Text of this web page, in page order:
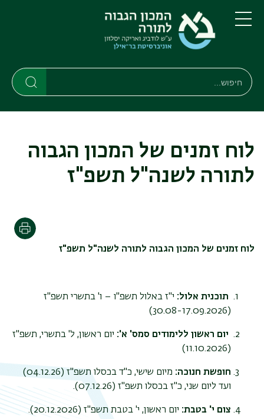
לתוכן
העיקרי
לתפריט
ניווט
ראשי
תפריט
חיפוש
חיפוש
לוח זמנים של המכון הגבוה
לתורה לשנה"ל תשפ"ז
לוח זמנים של המכון הגבוה לתורה לשנה"ל תשפ"ז
תוכנית אלול: י"ז באלול תשפ"ו – ו' בתשרי תשפ"ז
(30.08-17.09.2026)
יום ראשון ללימודים סמס' א': יום ראשון, ל' בתשרי, תשפ"ז
(11.10.2026)
חופשת חנוכה:
מיום שישי, כ"ד בכסלו תשפ"ז (04.12.26)
ועד ליום שני, כ"ז בכסלו תשפ"ז (07.12.26).
צום י' בטבת: יום ראשון, י' בטבת תשפ"ז (20.12.2026).